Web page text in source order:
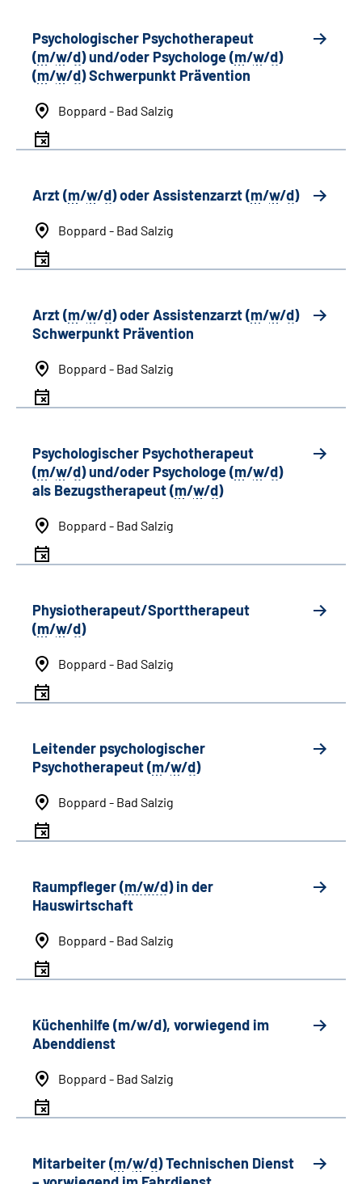
Psychologischer Psychotherapeut
(m/w/d) und/oder Psychologe (m/w/d)
(m/w/d) Schwerpunkt Prävention
Boppard - Bad Salzig
Arzt (m/w/d) oder Assistenzarzt (m/w/d)
Boppard - Bad Salzig
Arzt (m/w/d) oder Assistenzarzt (m/w/d)
Schwerpunkt Prävention
Boppard - Bad Salzig
Psychologischer Psychotherapeut
(m/w/d) und/oder Psychologe (m/w/d)
als Bezugstherapeut (m/w/d)
Boppard - Bad Salzig
Physiotherapeut/Sporttherapeut
(m/w/d)
Boppard - Bad Salzig
Leitender psychologischer
Psychotherapeut (m/w/d)
Boppard - Bad Salzig
Raumpfleger (m/w/d) in der
Hauswirtschaft
Boppard - Bad Salzig
Küchenhilfe (m/w/d), vorwiegend im
Abenddienst
Boppard - Bad Salzig
Mitarbeiter (m/w/d) Technischen Dienst